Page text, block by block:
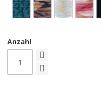
Anzahl